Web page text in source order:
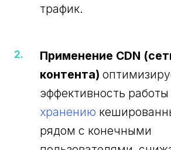
трафик.
Применение CDN
контента)
эффективность работы
хранению
рядом с конечными